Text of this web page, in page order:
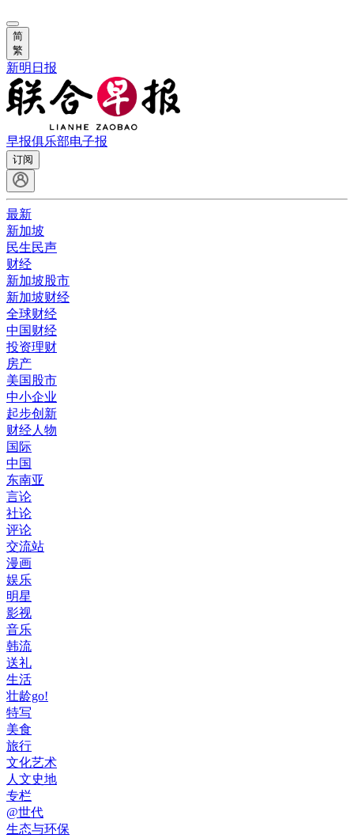
简
繁
新明日报
早报俱乐部电子报
订阅
最新
新加坡
民生民声
财经
新加坡股市
新加坡财经
全球财经
中国财经
投资理财
房产
美国股市
中小企业
起步创新
财经人物
国际
中国
东南亚
言论
社论
评论
交流站
漫画
娱乐
明星
影视
音乐
韩流
送礼
生活
壮龄go!
特写
美食
旅行
文化艺术
人文史地
专栏
@世代
生态与环保